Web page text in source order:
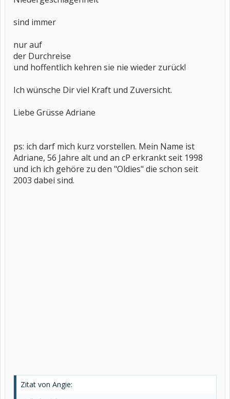
sind immer
nur auf
der Durchreise
und hoffentlich kehren sie nie wieder zurück!
Ich wünsche Dir viel Kraft und Zuversicht.
Liebe Grüsse Adriane
ps: ich darf mich kurz vorstellen. Mein Name ist
Adriane, 56 Jahre alt und an cP erkrankt seit 1998
und ich ich gehöre zu den "Oldies" die schon seit
2003 dabei sind.
Zitat von Angie: